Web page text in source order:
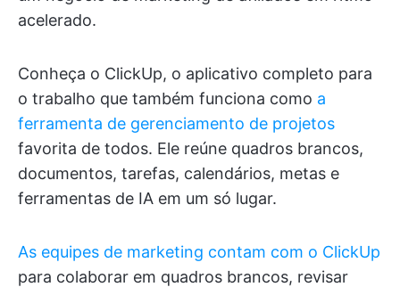
acelerado.
Conheça o ClickUp, o aplicativo completo para
o trabalho que também funciona como a
ferramenta de gerenciamento de projetos
favorita de todos. Ele reúne quadros brancos,
documentos, tarefas, calendários, metas e
ferramentas de IA em um só lugar.
As equipes de marketing contam com o ClickUp
para colaborar em quadros brancos, revisar